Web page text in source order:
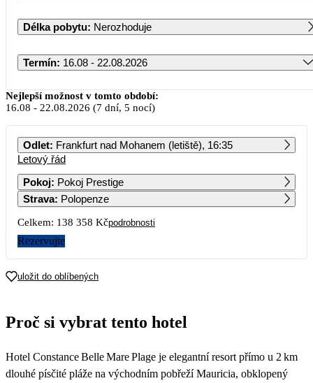
Délka pobytu: Nerozhoduje
Termín: 16.08 - 22.08.2026
Srpen 2026
PO ÚT ST ČT PÁ SO NE
3 4
10
17
78 769
18
65 519
71 629 61 609 57 569 67 069
58 169
Nejlepší možnost v tomto období:
16.08 - 22.08.2026 (7 dní, 5 nocí)
Odlet: Frankfurt nad Mohanem (letiště), 16:35
Letový řád
Pokoj: Pokoj Prestige
Strava: Polopenze
Celkem: 138 358 Kčpodrobnosti
Rezervujte
uložit do oblíbených
Proč si vybrat tento hotel
Hotel Constance Belle Mare Plage je elegantní resort přímo u 2 km
dlouhé písčité pláže na východním pobřeží Mauricia, obklopený